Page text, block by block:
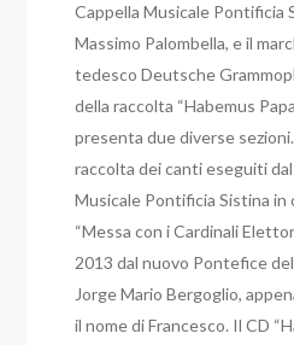
Cappella Musicale Pontificia
Massimo Palombella, e il
tedesco Deutsche
della raccolta “Habemus
presenta due diverse
raccolta dei canti eseguiti
Musicale Pontificia Sistina in
“Messa con i Cardinali
2013 dal nuovo Pontefice
Jorge Mario Bergoglio,
il nome di Francesco. Il CD